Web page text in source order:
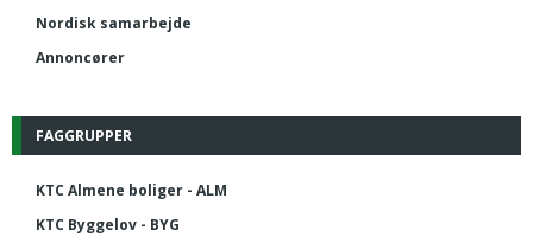
Nordisk samarbejde
Annoncører
FAGGRUPPER
KTC Almene boliger - ALM
KTC Byggelov - BYG